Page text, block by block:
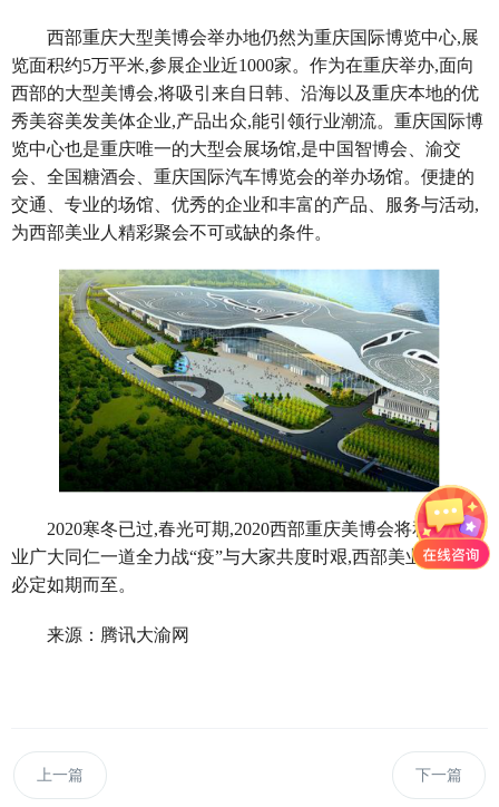
西部重庆大型美博会举办地仍然为重庆国际博览中心,展
览面积约5万平米,参展企业近1000家。作为在重庆举办,面向
西部的大型美博会,将吸引来自日韩、沿海以及重庆本地的优
秀美容美发美体企业,产品出众,能引领行业潮流。重庆国际博
览中心也是重庆唯一的大型会展场馆,是中国智博会、渝交
会、全国糖酒会、重庆国际汽车博览会的举办场馆。便捷的
交通、专业的场馆、优秀的企业和丰富的产品、服务与活动,
为西部美业人精彩聚会不可或缺的条件。
2020寒冬已过,春光可期,2020西部重庆美博会将和西部美
业广大同仁一道全力战“疫”与大家共度时艰,西部美业的春天
必定如期而至。
来源：腾讯大渝网
上一篇 下一篇